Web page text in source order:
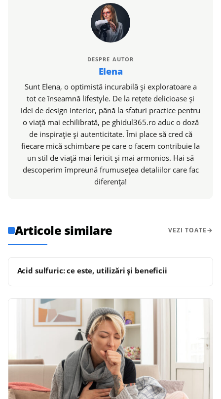
DESPRE AUTOR
Elena
Sunt Elena, o optimistă incurabilă și exploratoare a
tot ce înseamnă lifestyle. De la rețete delicioase și
idei de design interior, până la sfaturi practice pentru
o viață mai echilibrată, pe ghidul365.ro aduc o doză
de inspirație și autenticitate. Îmi place să cred că
fiecare mică schimbare pe care o facem contribuie la
un stil de viață mai fericit și mai armonios. Hai să
descoperim împreună frumusețea detaliilor care fac
diferența!
Articole similare VEZI TOATE
Acid sulfuric: ce este, utilizări și beneficii